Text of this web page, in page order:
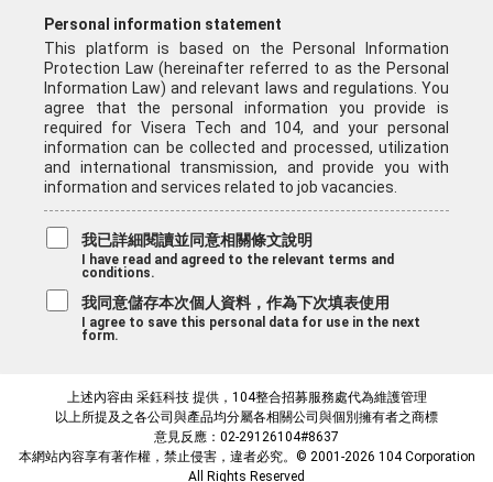
Personal information statement
This platform is based on the Personal Information
Protection Law (hereinafter referred to as the Personal
Information Law) and relevant laws and regulations. You
agree that the personal information you provide is
required for Visera Tech and 104, and your personal
information can be collected and processed, utilization
and international transmission, and provide you with
information and services related to job vacancies.
我已詳細閱讀並同意相關條文說明
I have read and agreed to the relevant terms and
conditions.
我同意儲存本次個人資料，作為下次填表使用
I agree to save this personal data for use in the next
form.
上述內容由 采鈺科技 提供，104整合招募服務處代為維護管理
以上所提及之各公司與產品均分屬各相關公司與個別擁有者之商標
意見反應：02-29126104#8637
本網站內容享有著作權，禁止侵害，違者必究。© 2001-2026 104 Corporation
All Rights Reserved